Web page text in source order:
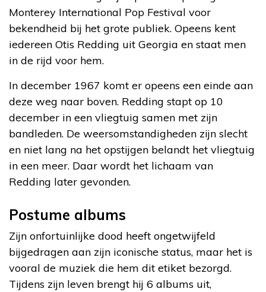
Monterey International Pop Festival voor
bekendheid bij het grote publiek. Opeens kent
iedereen Otis Redding uit Georgia en staat men
in de rijd voor hem.
In december 1967 komt er opeens een einde aan
deze weg naar boven. Redding stapt op 10
december in een vliegtuig samen met zijn
bandleden. De weersomstandigheden zijn slecht
en niet lang na het opstijgen belandt het vliegtuig
in een meer. Daar wordt het lichaam van
Redding later gevonden.
Postume albums
Zijn onfortuinlijke dood heeft ongetwijfeld
bijgedragen aan zijn iconische status, maar het is
vooral de muziek die hem dit etiket bezorgd.
Tijdens zijn leven brengt hij 6 albums uit,